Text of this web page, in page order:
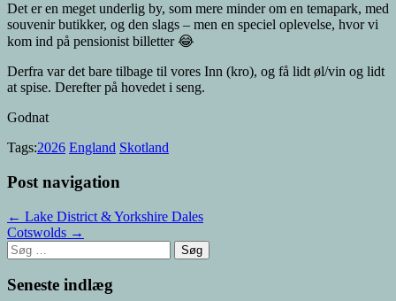
Det er en meget underlig by, som mere minder om en temapark, med
souvenir butikker, og den slags – men en speciel oplevelse, hvor vi
kom ind på pensionist billetter 😂
Derfra var det bare tilbage til vores Inn (kro), og få lidt øl/vin og lidt
at spise. Derefter på hovedet i seng.
Godnat
Tags:2026 England Skotland
Post navigation
← Lake District & Yorkshire Dales
Cotswolds →
Søg
efter:
Seneste indlæg